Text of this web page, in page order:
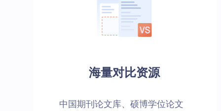
海量对比资源
中国期刊论文库、硕博学位论文